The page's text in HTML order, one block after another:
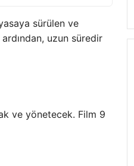
sürülen ve
uzun süredir
ve yönetecek. Film 9